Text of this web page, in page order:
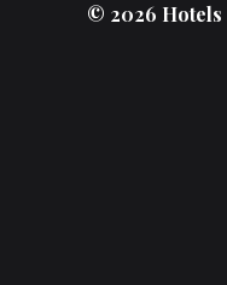
© 2026 Hotels